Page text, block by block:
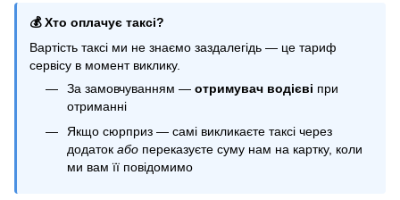
Купити свічки київ
Кульки на виписку з роддому
Свічки набір купити
Свічки з написом
💰 Хто оплачує таксі?
Вартість таксі ми не знаємо заздалегідь — це тариф
сервісу в момент виклику.
За замовчуванням — отримувач водієві при
отриманні
Якщо сюрприз — самі викликаєте таксі через
додаток або переказуєте суму нам на картку, коли
ми вам її повідомимо